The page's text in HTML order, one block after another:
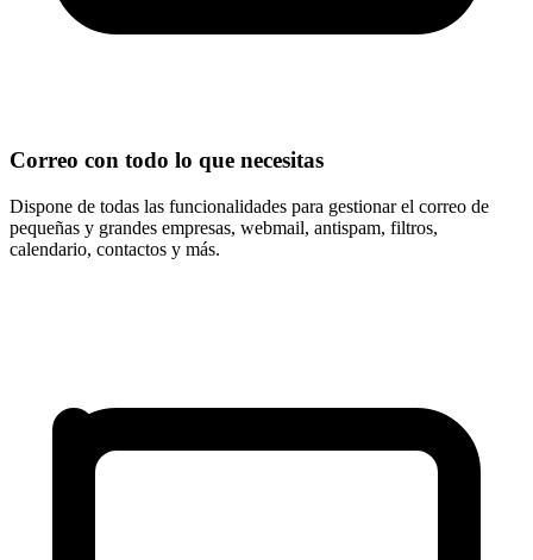
Correo con todo lo que necesitas
Dispone de todas las funcionalidades para gestionar el correo de
pequeñas y grandes empresas, webmail, antispam, filtros,
calendario, contactos y más.